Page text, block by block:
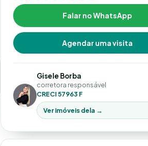
Falar no WhatsApp
Agendar uma visita
Gisele Borba
corretora responsável
CRECI 57963 F
Ver imóveis dela →